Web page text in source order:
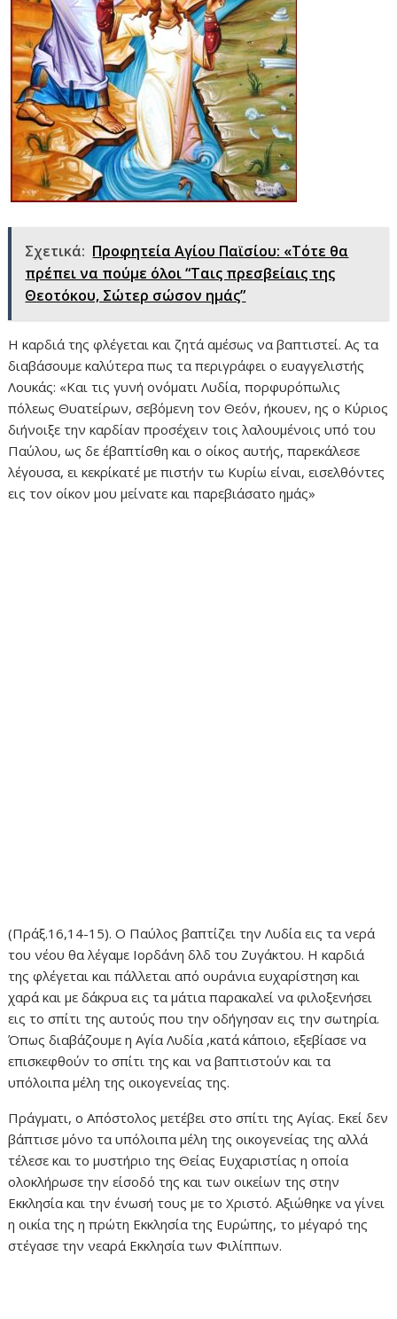
Σχετικά: Προφητεία Αγίου Παϊσίου: «Τότε θα
πρέπει να πούμε όλοι “Ταις πρεσβείαις της
Θεοτόκου, Σώτερ σώσον ημάς”
Η καρδιά της φλέγεται και ζητά αμέσως να βαπτιστεί. Ας τα
διαβάσουμε καλύτερα πως τα περιγράφει ο ευαγγελιστής
Λουκάς: «Και τις γυνή ονόματι Λυδία, πορφυρόπωλις
πόλεως Θυατείρων, σεβόμενη τον Θεόν, ήκουεν, ης ο Κύριος
διήνοιξε την καρδίαν προσέχειν τοις λαλουμένοις υπό του
Παύλου, ως δε έβαπτίσθη και ο οίκος αυτής, παρεκάλεσε
λέγουσα, ει κεκρίκατέ με πιστήν τω Κυρίω είναι, εισελθόντες
εις τον οίκον μου μείνατε και παρεβιάσατο ημάς»
(Πράξ.16,14-15). Ο Παύλος βαπτίζει την Λυδία εις τα νερά
του νέου θα λέγαμε Ιορδάνη δλδ του Ζυγάκτου. Η καρδιά
της φλέγεται και πάλλεται από ουράνια ευχαρίστηση και
χαρά και με δάκρυα εις τα μάτια παρακαλεί να φιλοξενήσει
εις το σπίτι της αυτούς που την οδήγησαν εις την σωτηρία.
Όπως διαβάζουμε η Αγία Λυδία ,κατά κάποιο, εξεβίασε να
επισκεφθούν το σπίτι της και να βαπτιστούν και τα
υπόλοιπα μέλη της οικογενείας της.
Πράγματι, ο Απόστολος μετέβει στο σπίτι της Αγίας. Εκεί δεν
βάπτισε μόνο τα υπόλοιπα μέλη της οικογενείας της αλλά
τέλεσε και το μυστήριο της Θείας Ευχαριστίας η οποία
ολοκλήρωσε την είσοδό της και των οικείων της στην
Εκκλησία και την ένωσή τους με το Χριστό. Αξιώθηκε να γίνει
η οικία της η πρώτη Εκκλησία της Ευρώπης, το μέγαρό της
στέγασε την νεαρά Εκκλησία των Φιλίππων.